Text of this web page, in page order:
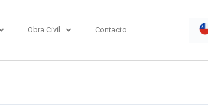
Obra Civil Contacto